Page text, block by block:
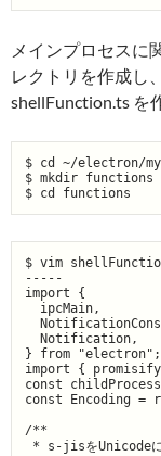
メインプロセスに
レクトリを作成し
shellFunction.ts を
$ cd ~/electron/
$ mkdir functions
$ vim
-----
import {
  ipcMain,
  Notification,
} from "electron";
import {
const
const Encoding =
/**
* s-jisをUnicodeに